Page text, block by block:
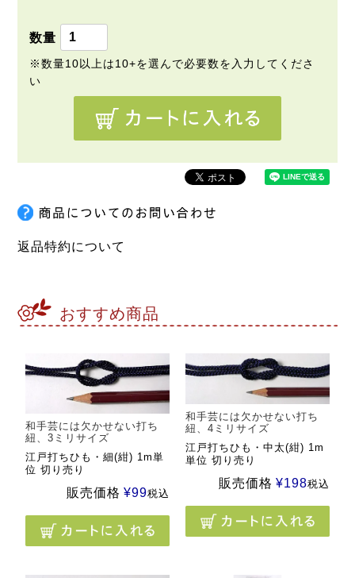
返品特約について
おすすめ商品
和手芸には欠かせない打ち
紐、3ミリサイズ
江戸打ちひも・細(紺) 1m単
位 切り売り
販売価格 ¥99税込
和手芸には欠かせない打ち
紐、4ミリサイズ
江戸打ちひも・中太(紺) 1m
単位 切り売り
販売価格 ¥198税込